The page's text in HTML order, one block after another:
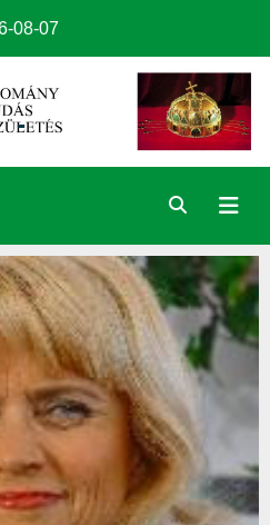
08-07